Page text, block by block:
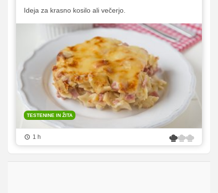
Ideja za krasno kosilo ali večerjo.
TESTENINE IN ŽITA
1 h